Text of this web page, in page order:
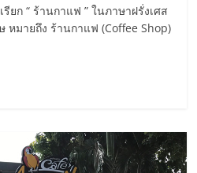
ยก “ ร้านกาแฟ ” ในภาษาฝรั่งเศส
หมายถึง ร้านกาแฟ (Coffee Shop)